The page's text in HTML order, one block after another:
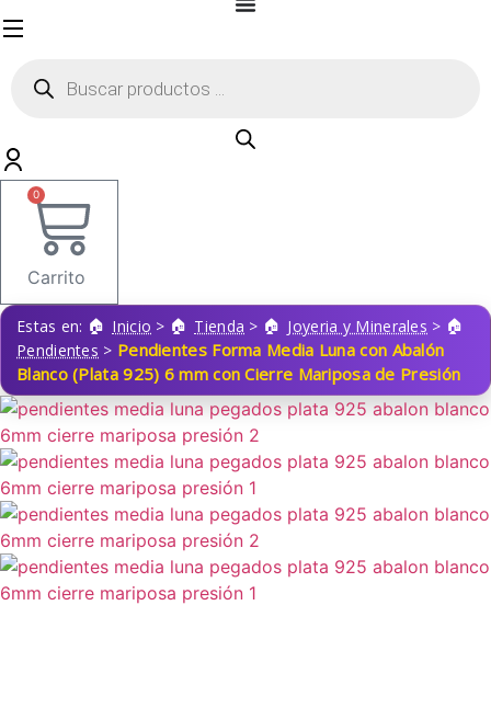
productos
0
Carrito
Estas en: Inicio > Tienda > Joyeria y Minerales >
Pendientes > Pendientes Forma Media Luna con Abalón
Blanco (Plata 925) 6 mm con Cierre Mariposa de Presión